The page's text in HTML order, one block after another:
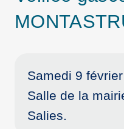
Samedi 9
Salle de la
Salies.